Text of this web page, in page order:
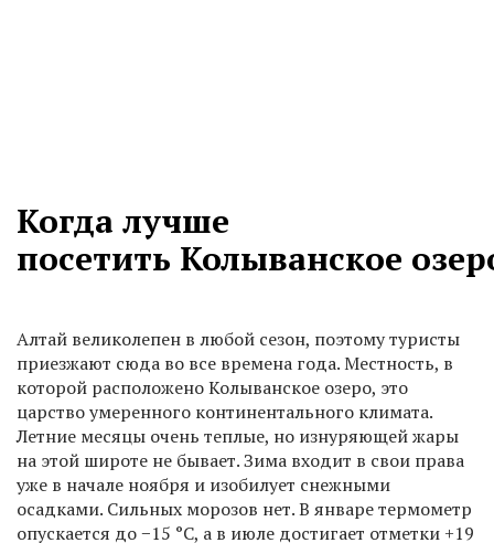
Когда лучше
посетить Колыванское
Алтай великолепен в любой сезон, поэтому туристы
приезжают сюда во все времена года. Местность, в
которой расположено Колыванское озеро, это
царство умеренного континентального климата.
Летние месяцы очень теплые, но изнуряющей жары
на этой широте не бывает. Зима входит в свои права
уже в начале ноября и изобилует снежными
осадками. Сильных морозов нет. В январе термометр
опускается до −15 °С, а в июле достигает отметки +19